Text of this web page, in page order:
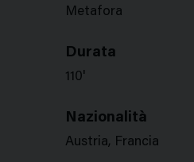
Metafora
Durata
110'
Nazionalità
Austria, Francia